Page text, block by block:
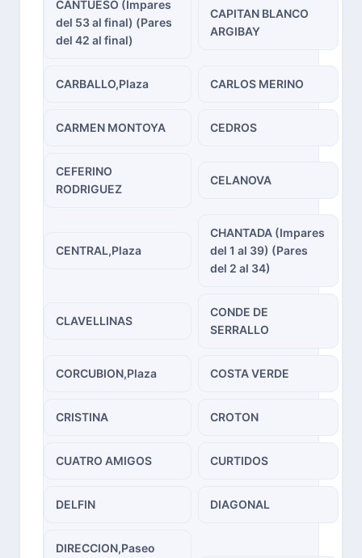
CANTUESO (Impares
del 53 al final) (Pares
del 42 al final)
CAPITAN BLANCO
ARGIBAY
CARBALLO,Plaza CARLOS MERINO
CARMEN MONTOYA CEDROS
CEFERINO
RODRIGUEZ
CELANOVA
CENTRAL,Plaza
CHANTADA (Impares
del 1 al 39) (Pares
del 2 al 34)
CLAVELLINAS
CONDE DE
SERRALLO
CORCUBION,Plaza COSTA VERDE
CRISTINA CROTON
CUATRO AMIGOS CURTIDOS
DELFIN DIAGONAL
DIRECCION,Paseo